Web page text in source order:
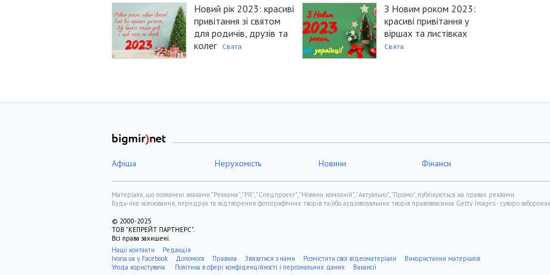
Новий рік 2023: красиві
привітання зі святом
для родичів, друзів та
колег
Свята
З Новим роком 2023:
красиві привітання у
віршах та листівках
Свята
Афіша Нерухомість Новини Фінанси
Матеріали, що позначені знаками "Реклама", "PR", "Спецпроект", "Новини компаній", "Актуально", "Промо", публікуються на правах реклами.
Будь-яке копіювання, передрук та відтворення фотографічних творів та/або аудіовізуальних творів правовласника Getty Images - суворо
© 2000-2025
ТОВ "КЕПРЕЙТ ПАРТНЕРС".
Всі права захищені.
Наші контакти
Редакція
Ivona.ua у Facebook
Допомога Правила Звязатися з нами Розмістити свої відеоматеріали
Використання матеріалів
Угода користувача
Політика в сфері конфіденційності і персональних даних Вакансії